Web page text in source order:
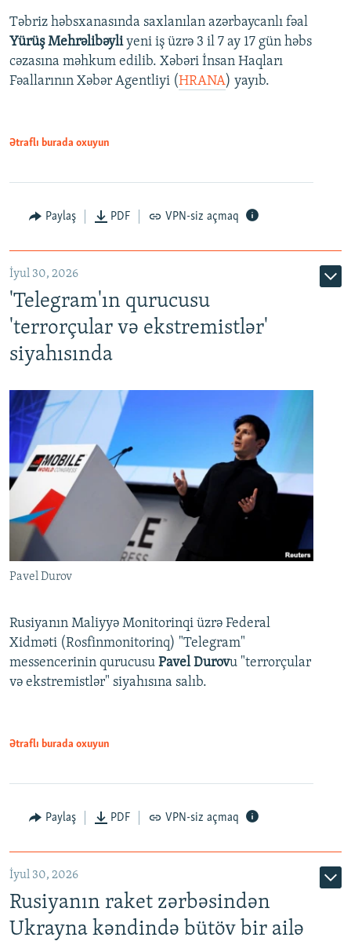
Təbriz həbsxanasında saxlanılan azərbaycanlı fəal
Yürüş Mehrəlibəyliyeni iş üzrə 3 il 7 ay 17 gün həbs
cəzasına məhkum edilib. Xəbəri İnsan Haqları
Fəallarının Xəbər Agentliyi (HRANA) yayıb.
Ətraflı burada oxuyun
Paylaş PDF VPN-siz açmaq
İyul 30, 2026
'Telegram'ın qurucusu
'terrorçular və ekstremistlər'
siyahısında
Pavel Durov
Rusiyanın Maliyyə Monitorinqi üzrə Federal
Xidməti (Rosfinmonitorinq) "Telegram"
messencerinin qurucusu Pavel Durovu "terrorçular
və ekstremistlər" siyahısına salıb.
Ətraflı burada oxuyun
Paylaş PDF VPN-siz açmaq
İyul 30, 2026
Rusiyanın raket zərbəsindən
Ukrayna kəndində bütöv bir ailə